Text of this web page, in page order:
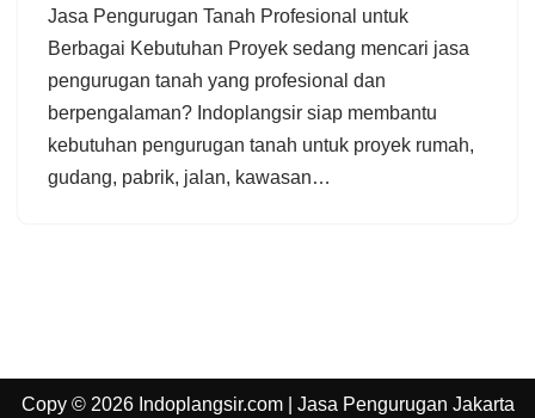
Jasa Pengurugan Tanah Profesional untuk
Berbagai Kebutuhan Proyek sedang mencari jasa
pengurugan tanah yang profesional dan
berpengalaman? Indoplangsir siap membantu
kebutuhan pengurugan tanah untuk proyek rumah,
gudang, pabrik, jalan, kawasan…
Copy © 2026 Indoplangsir.com | Jasa Pengurugan Jakarta